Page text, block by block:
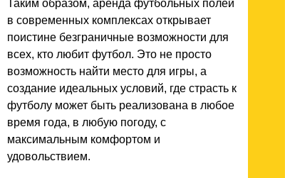
Таким образом, аренда футбольных полей
в современных комплексах открывает
поистине безграничные возможности для
всех, кто любит футбол. Это не просто
возможность найти место для игры, а
создание идеальных условий, где страсть к
футболу может быть реализована в любое
время года, в любую погоду, с
максимальным комфортом и
удовольствием.